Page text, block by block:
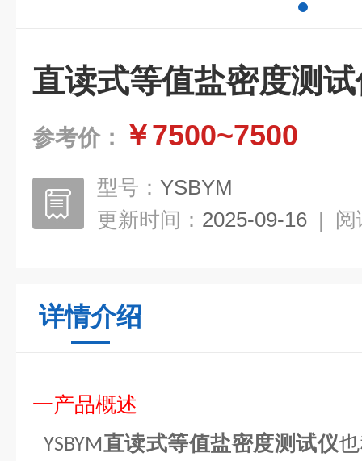
直读式等值盐密度测
参考价： ￥7500~7500
型号： YSBYM
更新时间： 2025-09-16 | 阅
详情介绍
一产品概述
YSBYM直读式等值盐密度测试仪